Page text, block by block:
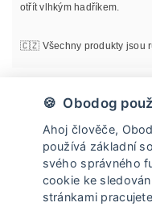
otřít vlhkým hadříkem.
🇨🇿 Všechny produkty jsou
Informace o velikosti
Údržba
🍪 Obodog
Ahoj člověče,
používá základní
svého správného
cookie ke
stránkami